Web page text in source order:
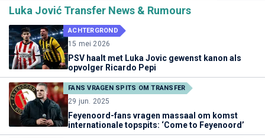
Luka Jović Transfer News & Rumours
ACHTERGROND
15 mei 2026
PSV haalt met Luka Jovic gewenst kanon als
opvolger Ricardo Pepi
FANS VRAGEN SPITS OM TRANSFER
29 jun. 2025
Feyenoord-fans vragen massaal om komst
internationale topspits: ‘Come to Feyenoord’